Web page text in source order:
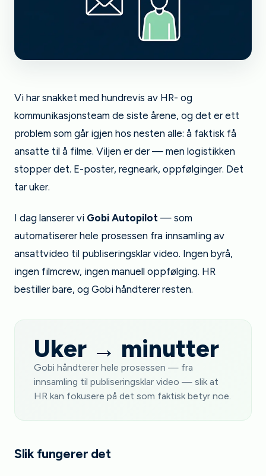
Vi har snakket med hundrevis av HR- og
kommunikasjonsteam de siste årene, og det er ett
problem som går igjen hos nesten alle: å faktisk få
ansatte til å filme. Viljen er der — men logistikken
stopper det. E-poster, regneark, oppfølginger. Det
tar uker.
I dag lanserer vi Gobi Autopilot — som
automatiserer hele prosessen fra innsamling av
ansattvideo til publiseringsklar video. Ingen byrå,
ingen filmcrew, ingen manuell oppfølging. HR
bestiller bare, og Gobi håndterer resten.
Uker → minutter
Gobi håndterer hele prosessen — fra
innsamling til publiseringsklar video — slik at
HR kan fokusere på det som faktisk betyr noe.
Slik fungerer det